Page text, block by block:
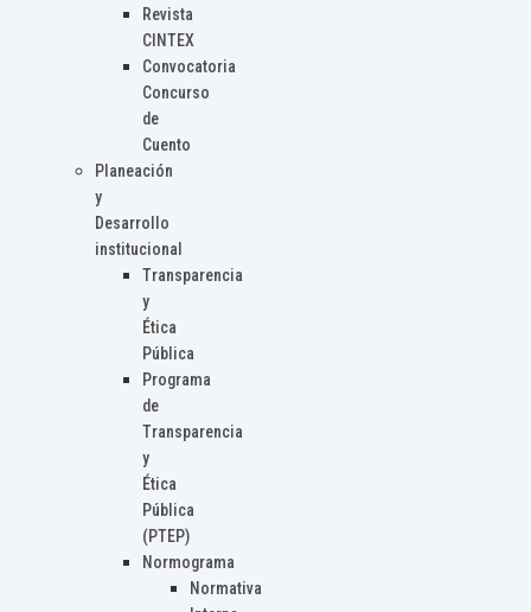
Revista
CINTEX
Convocatoria
Concurso
de
Cuento
Planeación
y
Desarrollo
institucional
Transparencia
y
Ética
Pública
Programa
de
Transparencia
y
Ética
Pública
(PTEP)
Normograma
Normativa